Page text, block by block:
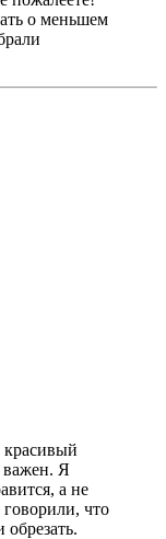
о меньшем
важен. Я
а не
что